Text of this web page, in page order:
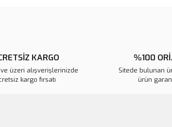
Ürün fiyatı diğer
Bu ürüne benzer
KARGO
üzeri alışverişlerinizde
kargo fırsatı
%100
Sitede bulunan
ürün